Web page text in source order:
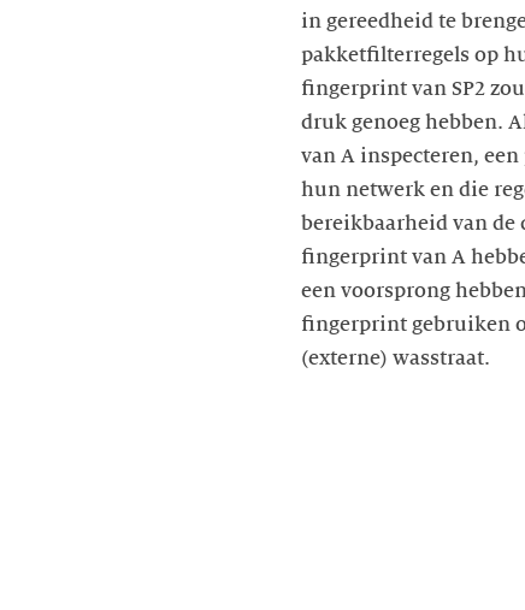
in gereedheid te
pakketfilterregels op
fingerprint van SP2
druk genoeg hebben.
van A inspecteren,
hun netwerk en die
bereikbaarheid van de
fingerprint van A
een voorsprong
fingerprint gebruiken
(externe) wasstraat.